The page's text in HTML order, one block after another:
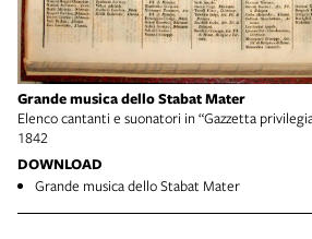
Grande musica dello Stabat Mater
Elenco cantanti e suonatori in “Gazzetta
1842
DOWNLOAD
Grande musica dello Stabat Mater